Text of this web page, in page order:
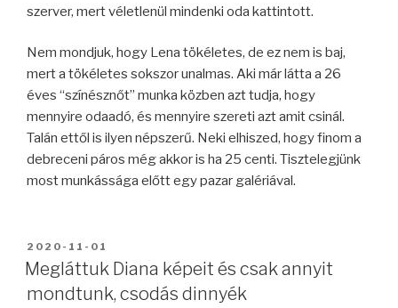
szerver, mert véletlenül mindenki oda kattintott.
Nem mondjuk, hogy Lena tökéletes, de ez nem is baj,
mert a tökéletes sokszor unalmas. Aki már látta a 26
éves “színésznőt” munka közben azt tudja, hogy
mennyire odaadó, és mennyire szereti azt amit csinál.
Talán ettől is ilyen népszerű. Neki elhiszed, hogy finom a
debreceni páros még akkor is ha 25 centi. Tisztelegjünk
most munkássága előtt egy pazar galériával.
BEKÜLDVE:
2020-11-01
Megláttuk Diana képeit és csak annyit
mondtunk, csodás dinnyék